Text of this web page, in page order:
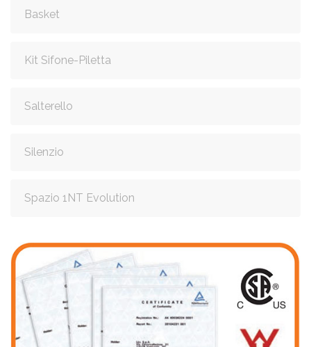
Basket
Kit Sifone-Piletta
Salterello
Silenzio
Spazio 1NT Evolution